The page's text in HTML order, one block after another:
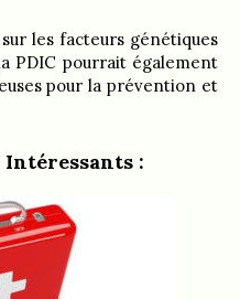
les facteurs génétiques
PDIC pourrait également
pour la prévention et
: